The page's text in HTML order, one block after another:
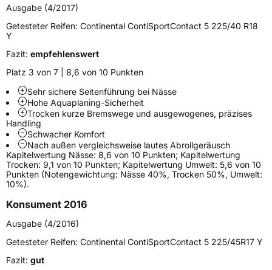
Höchstlast690 kg
Generelle Merkmale
FahrzeugtypPKW
VerwendungSommerreifen
Modellname
FahrzeugartPKW & SUV
Weitere Eigenschaften
Schlauchtyp TL
Verstärkt
Ausgabe (4/2017)
Getesteter Reifen: Continental ContiSportContact 5 225/40 R18
Y
Fazit: empfehlenswert
Platz 3 von 7 | 8,6 von 10 Punkten
Sehr sichere Seitenführung bei Nässe
Hohe Aquaplaning-Sicherheit
Trocken kurze Bremswege und ausgewogenes, präzises
Handling
Schwacher Komfort
Nach außen vergleichsweise lautes Abrollgeräusch
Kapitelwertung Nässe: 8,6 von 10 Punkten; Kapitelwertung
Trocken: 9,1 von 10 Punkten; Kapitelwertung Umwelt: 5,6 von 10
Punkten (Notengewichtung: Nässe 40%, Trocken 50%, Umwelt:
10%).
Konsument 2016
Ausgabe (4/2016)
Getesteter Reifen: Continental ContiSportContact 5 225/45R17 Y
Fazit: gut